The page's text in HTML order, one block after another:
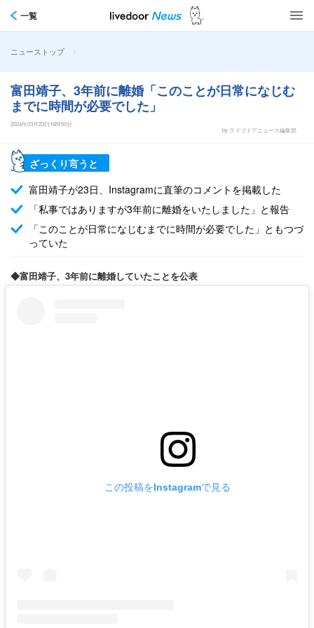
一覧
ニューストップ >
富田靖子、3年前に離婚「このことが日常になじむ
までに時間が必要でした」
2024年03月23日16時50分
by ライブドアニュース編集部
ざっくり言うと
富田靖子が23日、Instagramに直筆のコメントを掲載した
「私事ではありますが3年前に離婚をいたしました」と報告
「このことが日常になじむまでに時間が必要でした」ともつづ
っていた
◆富田靖子、3年前に離婚していたことを公表
この投稿をInstagramで見る